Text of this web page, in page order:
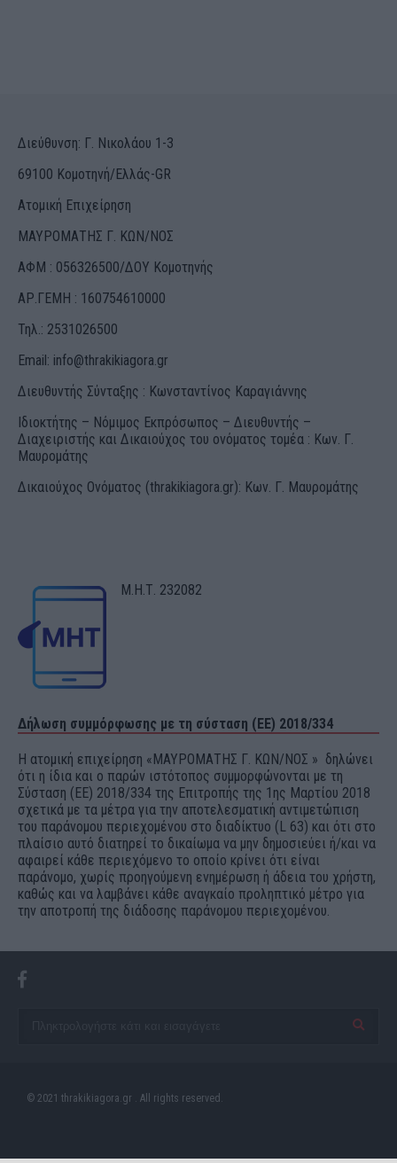
Διεύθυνση: Γ. Νικολάου 1-3
69100 Κομοτηνή/Ελλάς-GR
Ατομική Επιχείρηση
ΜΑΥΡΟΜΑΤΗΣ Γ. ΚΩΝ/ΝΟΣ
ΑΦΜ : 056326500/ΔOΥ Κομοτηνής
ΑΡ.ΓΕΜΗ : 160754610000
Τηλ.: 2531026500
Email: info@thrakikiagora.gr
Διευθυντής Σύνταξης : Κωνσταντίνος Καραγιάννης
Ιδιοκτήτης – Νόμιμος Εκπρόσωπος – Διευθυντής –
Διαχειριστής και Δικαιούχος του ονόματος τομέα : Κων. Γ.
Μαυρομάτης
Δικαιούχος Ονόματος (thrakikiagora.gr): Κων. Γ. Μαυρομάτης
Μ.Η.Τ. 232082
Δήλωση συμμόρφωσης με τη σύσταση (ΕΕ) 2018/334
Η ατομική επιχείρηση «ΜΑΥΡΟΜΑΤΗΣ Γ. ΚΩΝ/ΝΟΣ » δηλώνει
ότι η ίδια και ο παρών ιστότοπος συμμορφώνονται με τη
Σύσταση (ΕΕ) 2018/334 της Επιτροπής της 1ης Μαρτίου 2018
σχετικά με τα μέτρα για την αποτελεσματική αντιμετώπιση
του παράνομου περιεχομένου στο διαδίκτυο (L 63) και ότι στο
πλαίσιο αυτό διατηρεί το δικαίωμα να μην δημοσιεύει ή/και να
αφαιρεί κάθε περιεχόμενο το οποίο κρίνει ότι είναι
παράνομο, χωρίς προηγούμενη ενημέρωση ή άδεια του χρήστη,
καθώς και να λαμβάνει κάθε αναγκαίο προληπτικό μέτρο για
την αποτροπή της διάδοσης παράνομου περιεχομένου.
© 2021 thrakikiagora.gr . All rights reserved.